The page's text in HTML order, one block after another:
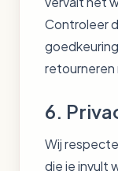
Controleer
retourneren
6.
Wij
die je invult